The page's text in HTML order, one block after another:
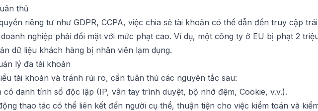
thủ
riêng tư như GDPR, CCPA, việc chia sẻ tài khoản có thể dẫn đến truy cập trái
nghiệp phải đối mặt với mức phạt cao. Ví dụ, một công ty ở EU bị phạt 2
dữ liệu khách hàng bị nhân viên lạm dụng.
lý đa tài khoản
tài khoản và tránh rủi ro, cần tuân thủ các nguyên tắc sau:
có danh tính số độc lập (IP, vân tay trình duyệt, bộ nhớ đệm, Cookie, v.v.).
thao tác có thể liên kết đến người cụ thể, thuận tiện cho việc kiểm toán và